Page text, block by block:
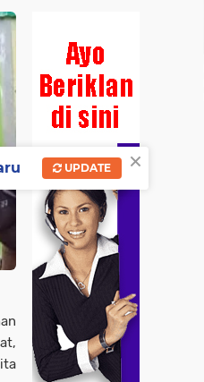
×
UPDATE